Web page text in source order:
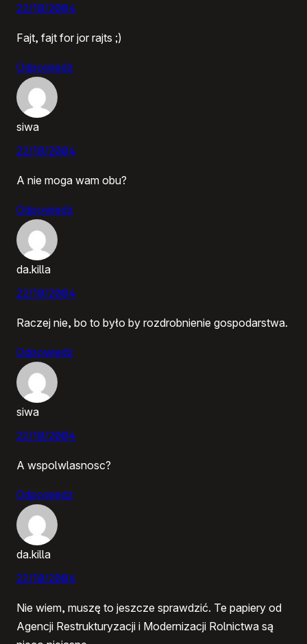
22/10/2004
Fajt, fajt for jor rajts ;)
Odpowiedz
siwa
22/10/2004
A nie moga wam obu?
Odpowiedz
da.killa
22/10/2004
Raczej nie, bo to było by rozdrobnienie gospodarstwa.
Odpowiedz
siwa
22/10/2004
A wspolwlasnosc?
Odpowiedz
da.killa
22/10/2004
Nie wiem, muszę to jeszcze sprawdzić. Te papiery od
Agencji Restrukturyzacji i Modernizacji Rolnictwa są